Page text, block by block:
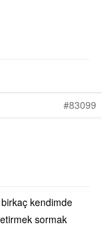
#83099
kendimde
sormak